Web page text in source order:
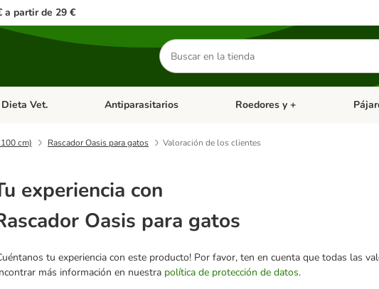
a partir de 29 €
Buscar
productos
Perros
de categoria abierto: Gatos
Dieta Vet. Menú de categoria abierto: Dieta Vet.
Antiparasitarios Menú de categoria abierto:
Roedores y + Menú
cm) Rascador Oasis para gatos Valoración de los clientes
experiencia con
Oasis para gatos
tu experiencia con este producto! Por favor, ten en cuenta que todas las
más información en nuestra política de protección de datos.